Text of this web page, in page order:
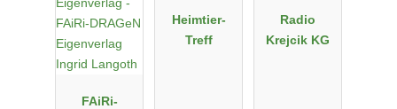
FAiRi-
Heimtier-
Treff
Radio
Krejcik KG